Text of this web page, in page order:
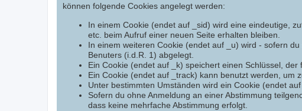
können folgende Cookies angelegt werden:
In einem Cookie (endet auf _sid) wird eine eindeutige,
etc. beim Aufruf einer neuen Seite erhalten bleiben.
In einem weiteren Cookie (endet auf _u) wird - sofern
Benuters (i.d.R. 1) abgelegt.
Ein Cookie (endet auf _k) speichert einen Schlüssel,
Ein Cookie (endet auf _track) kann benutzt werden, um
Unter bestimmten Umständen wird ein Cookie (endet
Sofern du ohne Anmeldung an einer Abstimmung
dass keine mehrfache Abstimmung erfolgt.